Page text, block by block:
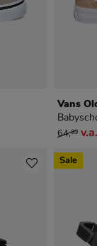
Vans
van €
64,99 v.a.
Sale